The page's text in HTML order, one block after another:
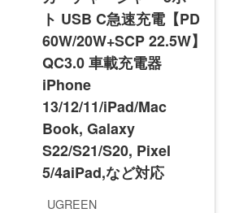
ト USB C急速充電【PD
60W/20W+SCP 22.5W】
QC3.0 車載充電器
iPhone
13/12/11/iPad/Mac
Book, Galaxy
S22/S21/S20, Pixel
5/4aiPad,など対応
UGREEN